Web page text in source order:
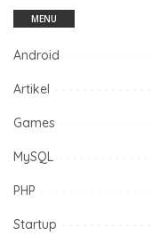
MENU
Android
Artikel
Games
MySQL
PHP
Startup